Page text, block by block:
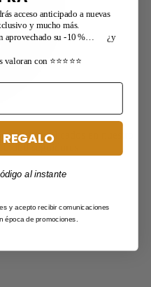
outfits publicados en nuestro
seguidores!
acceso anticipado a nuevas
y mucho más.
aprovechado su -10 %… ¿y
con ⭐⭐⭐⭐⭐
al instante
y acepto recibir comunicaciones
época de promociones.